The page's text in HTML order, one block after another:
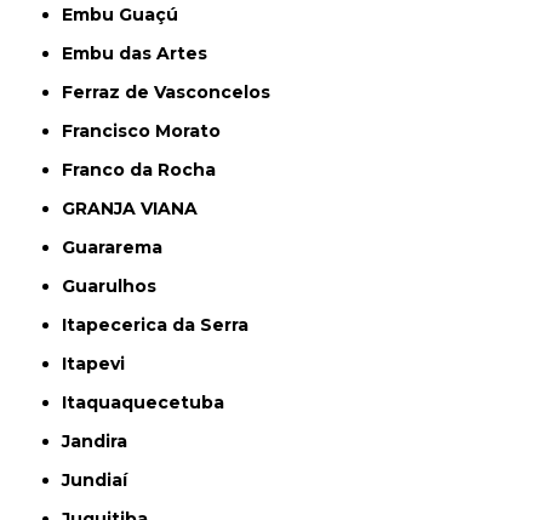
Embu Guaçú
Embu das Artes
Ferraz de Vasconcelos
Francisco Morato
Franco da Rocha
GRANJA VIANA
Guararema
Guarulhos
Itapecerica da Serra
Itapevi
Itaquaquecetuba
Jandira
Jundiaí